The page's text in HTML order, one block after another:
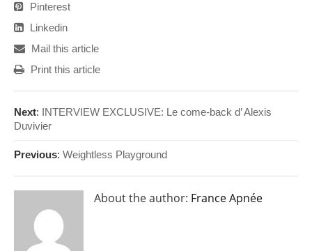
Pinterest
Linkedin
Mail this article
Print this article
Next: INTERVIEW EXCLUSIVE: Le come-back d’ Alexis
Duvivier
Previous: Weightless Playground
About the author: France Apnée